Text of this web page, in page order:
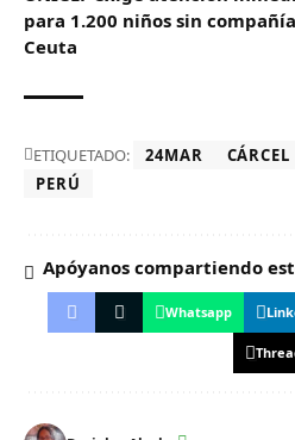
para 1.200 niños sin
Ceuta
ETIQUETADO: 24MAR
PERÚ
Apóyanos compartiendo
Whatsapp